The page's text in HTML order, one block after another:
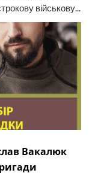
військову...
Вакалюк